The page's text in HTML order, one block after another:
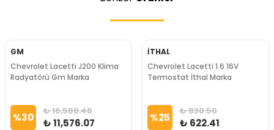
GM
Chevrolet Lacetti J200 Klima
Radyatörü Gm Marka
%30 ₺ 16,588.46
₺ 11,576.07
İTHAL
Chevrolet Lacetti 1.6 16V
Termostat İthal Marka
%25 ₺ 830.50
₺ 622.41